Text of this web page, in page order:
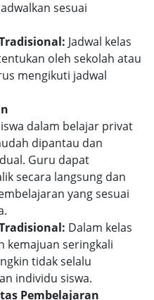
sesuai
Jadwal kelas
oleh sekolah atau
mengikuti jadwal
dalam belajar privat
dipantau dan
Guru dapat
secara langsung dan
yang sesuai
Dalam kelas
kemajuan seringkali
tidak selalu
individu siswa.
Pembelajaran